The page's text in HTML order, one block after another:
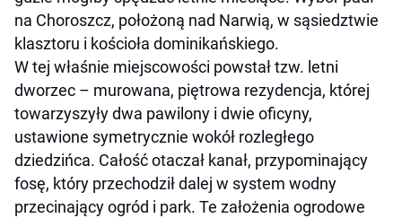
na Choroszcz, położoną nad Narwią, w sąsiedztwie
klasztoru i kościoła dominikańskiego.
W tej właśnie miejscowości powstał tzw. letni
dworzec – murowana, piętrowa rezydencja, której
towarzyszyły dwa pawilony i dwie oficyny,
ustawione symetrycznie wokół rozległego
dziedzińca. Całość otaczał kanał, przypominający
fosę, który przechodził dalej w system wodny
przecinający ogród i park. Te założenia ogrodowe